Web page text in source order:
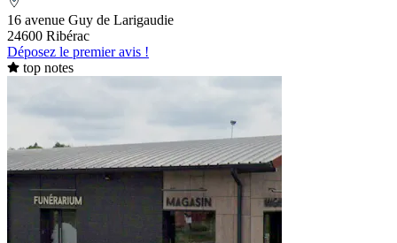
16 avenue Guy de Larigaudie
24600 Ribérac
Déposez le premier avis !
top notes